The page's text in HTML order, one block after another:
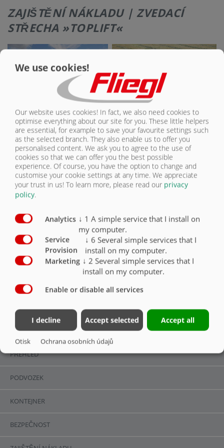
KONTAKT
ZAJIŠTĚNÍ NÁKLADU | ZVEDACÍ
STŘECHA »TOPLIFT«
Během nejkratší doby lze otevřít i
zavřít obě poloviny plachty
Vybavení k zajištění nákladu Sériově Volitelně
Posuvná plachta, možnost ovládání ze země O
Hydraulická skládací střecha TopLift light O
Hydraulická skládací střecha TopLift O
ZVEDACÍ STŘECHA TOPLIFT
PŘEHLED
PŘEHLED
PODVOZEK
KONTEJNER
BEZPEČNOST
Bürgermeister-Boch-Str. 1
telefon: +49 (0) 8631 307-0
We use cookies!
Our website uses cookies! In fact, we also need cookies to
optimise everything about our site for you. These little helpers
are essential, for example to save your favourite settings such
as the selected branch. They also enable us to offer you
personalised content. We ask you to agree to the use of
cookies so that we can offer you the best possible
experience. Of course, you have the option to change and
customise your cookie settings at any time. We appreciate
your trust in us! To learn more, please read our privacy
policy.
Analytics ↓ 1 A simple service that I install on
my computer.
Service
Provision
↓ 6 Several simple services that I
install on my computer.
Marketing ↓ 2 Several simple services that I
install on my computer.
Enable or disable all services
I decline Accept selected Accept all
Otisk Ochrana osobních údajů